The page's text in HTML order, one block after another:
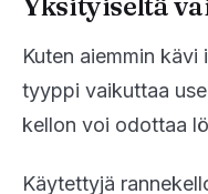
Kuten aiemmin
tyyppi vaikuttaa
kellon voi odottaa
Käytettyjä